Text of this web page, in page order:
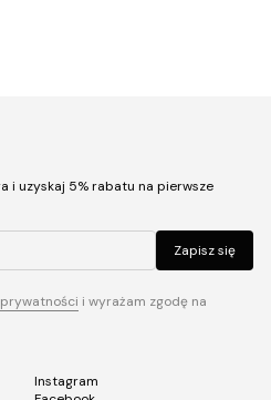
Instagram
i uzyskaj 5% rabatu na pierwsze
Zapisz się
i wyrażam zgodę na